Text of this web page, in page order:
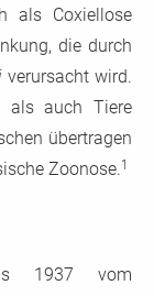
als Coxiellose
die durch
verursacht wird.
als auch Tiere
übertragen
Zoonose. 1
1937 vom